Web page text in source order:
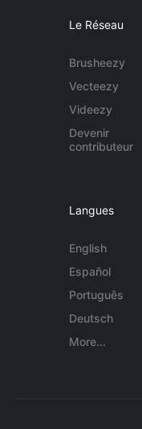
Le Réseau
Brusheezy
Vecteezy
Videezy
Devenir
contributeur
Langues
English
Español
Português
Deutsch
More...